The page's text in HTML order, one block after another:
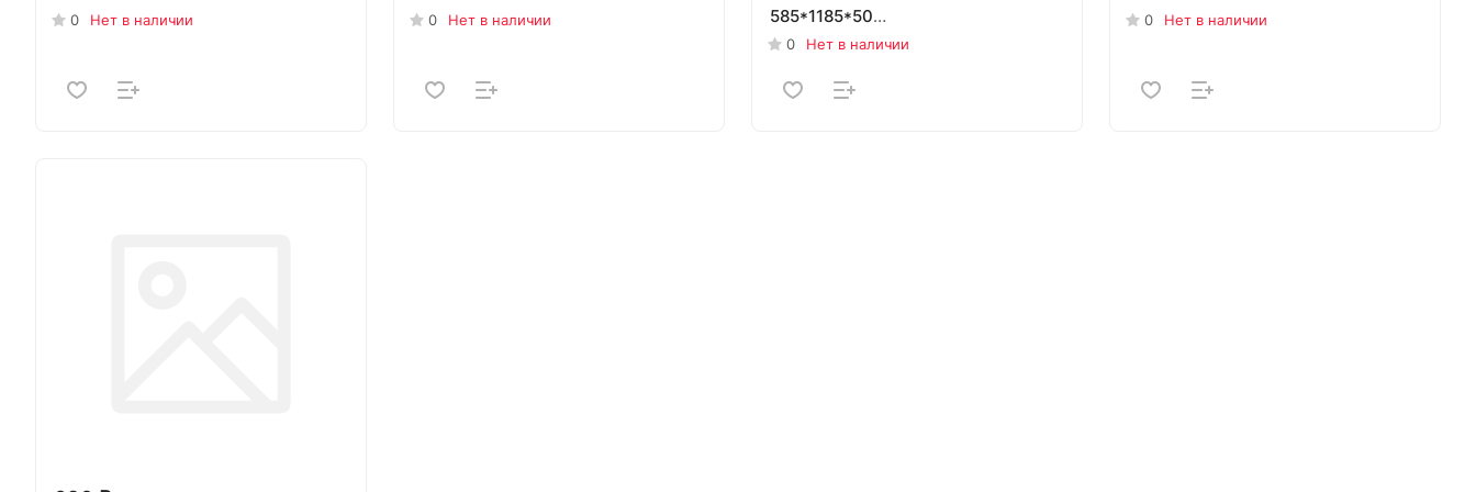
0 Нет в наличии 0 Нет в наличии
585*1185*50
(4,85кв.м./0,2429м3/7шт) 1шт
0 Нет в наличии
0 Нет в наличии